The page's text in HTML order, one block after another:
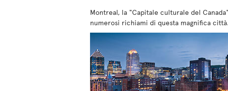
Montreal, la "Capitale culturale del
numerosi richiami di questa magnifica città.